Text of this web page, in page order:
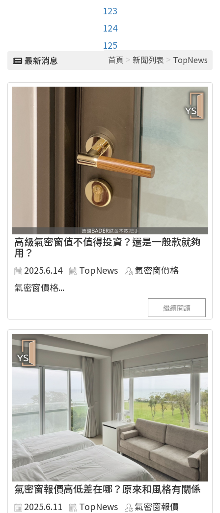
123
124
125
最新消息 首頁 > 新聞列表 > TopNews
高級氣密窗值不值得投資？還是一般款就夠
用？
2025.6.14 TopNews
氣密窗價格
氣密窗價格...
繼續閱讀
氣密窗報價高低差在哪？原來和風格有關係
2025.6.11 TopNews 氣密窗報價